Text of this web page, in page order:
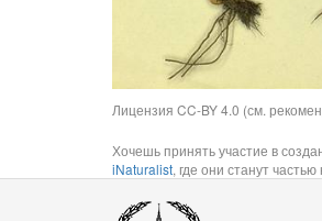
Лицензия CC-BY 4.0 (см.
Хочешь принять участие в
iNaturalist, где они станут